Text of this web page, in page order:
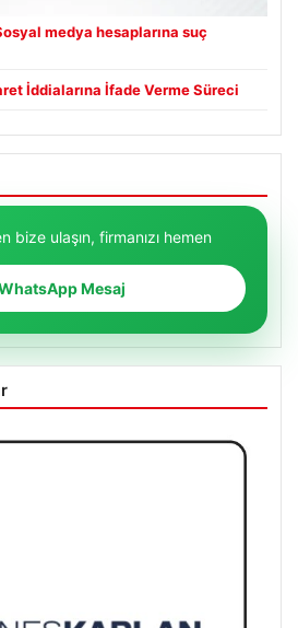
medya hesaplarına suç
İddialarına İfade Verme Süreci
bize ulaşın, firmanızı hemen
Mesaj